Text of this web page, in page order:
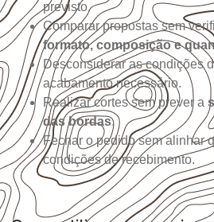
previsto.
Comparar propostas sem
formato, composição e
Desconsiderar as condições
acabamento necessário.
Realizar cortes sem prever a
das bordas.
Fechar o pedido sem alinhar
condições de recebimento.